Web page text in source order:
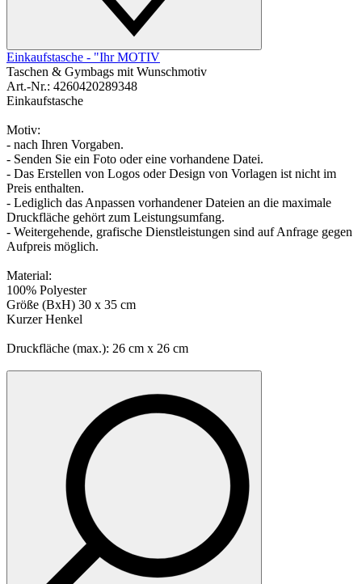
Einkaufstasche - "Ihr MOTIV
Taschen & Gymbags mit Wunschmotiv
Art.-Nr.: 4260420289348
Einkaufstasche
Motiv:
- nach Ihren Vorgaben.
- Senden Sie ein Foto oder eine vorhandene Datei.
- Das Erstellen von Logos oder Design von Vorlagen ist nicht im
Preis enthalten.
- Lediglich das Anpassen vorhandener Dateien an die maximale
Druckfläche gehört zum Leistungsumfang.
- Weitergehende, grafische Dienstleistungen sind auf Anfrage gegen
Aufpreis möglich.
Material:
100% Polyester
Größe (BxH) 30 x 35 cm
Kurzer Henkel
Druckfläche (max.): 26 cm x 26 cm